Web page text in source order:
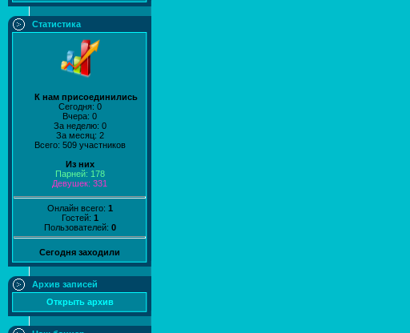
Статистика
К нам присоединились
Сегодня: 0
Вчера: 0
За неделю: 0
За месяц: 2
Всего: 509 участников
Из них
Парней: 178
Девушек: 331
Онлайн всего: 1
Гостей: 1
Пользователей: 0
Сегодня заходили
Архив записей
Открыть архив